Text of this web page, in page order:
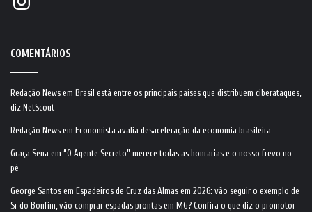
COMENTÁRIOS
Redação News em Brasil está entre os principais países que distribuem ciberataques,
diz NetScout
Redação News em Economista avalia desaceleração da economia brasileira
Graça Sena em “O Agente Secreto” merece todas as honrarias e o nosso frevo no
pé
George Santos em Espadeiros de Cruz das Almas em 2026: vão seguir o exemplo de
Sr do Bonfim, vão comprar espadas prontas em MG? Confira o que diz o promotor